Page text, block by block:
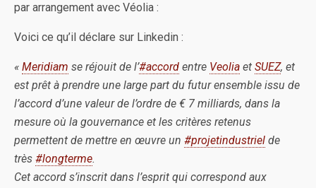
par arrangement avec Véolia :
Voici ce qu’il déclare sur Linkedin :
« Meridiam se réjouit de l’#accord entre Veolia et SUEZ, et
est prêt à prendre une large part du futur ensemble issu de
l’accord d’une valeur de l’ordre de € 7 milliards, dans la
mesure où la gouvernance et les critères retenus
permettent de mettre en œuvre un #projetindustriel de
très #longterme.
Cet accord s’inscrit dans l’esprit qui correspond aux